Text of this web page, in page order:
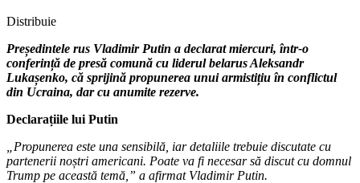
Distribuie
Președintele rus Vladimir Putin a declarat miercuri, într-o
conferință de presă comună cu liderul belarus Aleksandr
Lukașenko, că sprijină propunerea unui armistițiu în conflictul
din Ucraina, dar cu anumite rezerve.
Declarațiile lui Putin
„Propunerea este una sensibilă, iar detaliile trebuie discutate cu
partenerii noștri americani. Poate va fi necesar să discut cu domnul
Trump pe această temă,” a afirmat Vladimir Putin.